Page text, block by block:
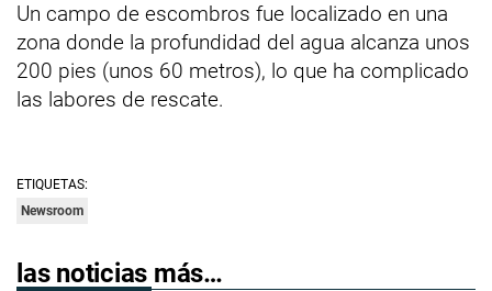
Un campo de escombros fue localizado en una
zona donde la profundidad del agua alcanza unos
200 pies (unos 60 metros), lo que ha complicado
las labores de rescate.
ETIQUETAS:
Newsroom
las noticias más…